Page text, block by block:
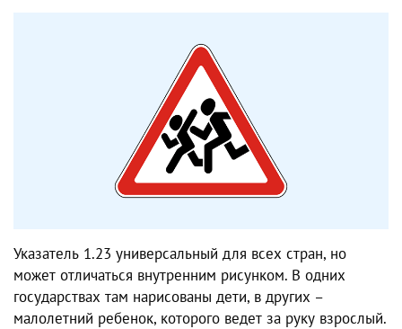
Указатель 1.23 универсальный для всех стран, но
может отличаться внутренним рисунком. В одних
государствах там нарисованы дети, в других –
малолетний ребенок, которого ведет за руку взрослый.